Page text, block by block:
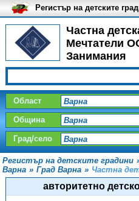
Частна
Мечтатели
Занимания
Регистър на детските
България
Област
Община
Град/село
Регистър на детските градини
Варна » Град Варна » Частна
авторитетно